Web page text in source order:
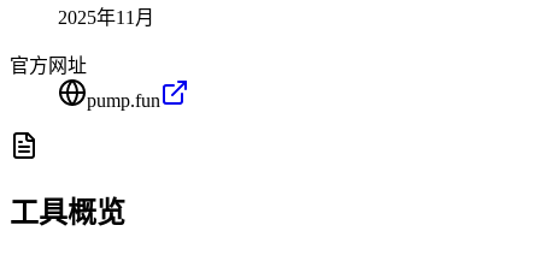
2025年11月
官方网址
pump.fun
工具概览